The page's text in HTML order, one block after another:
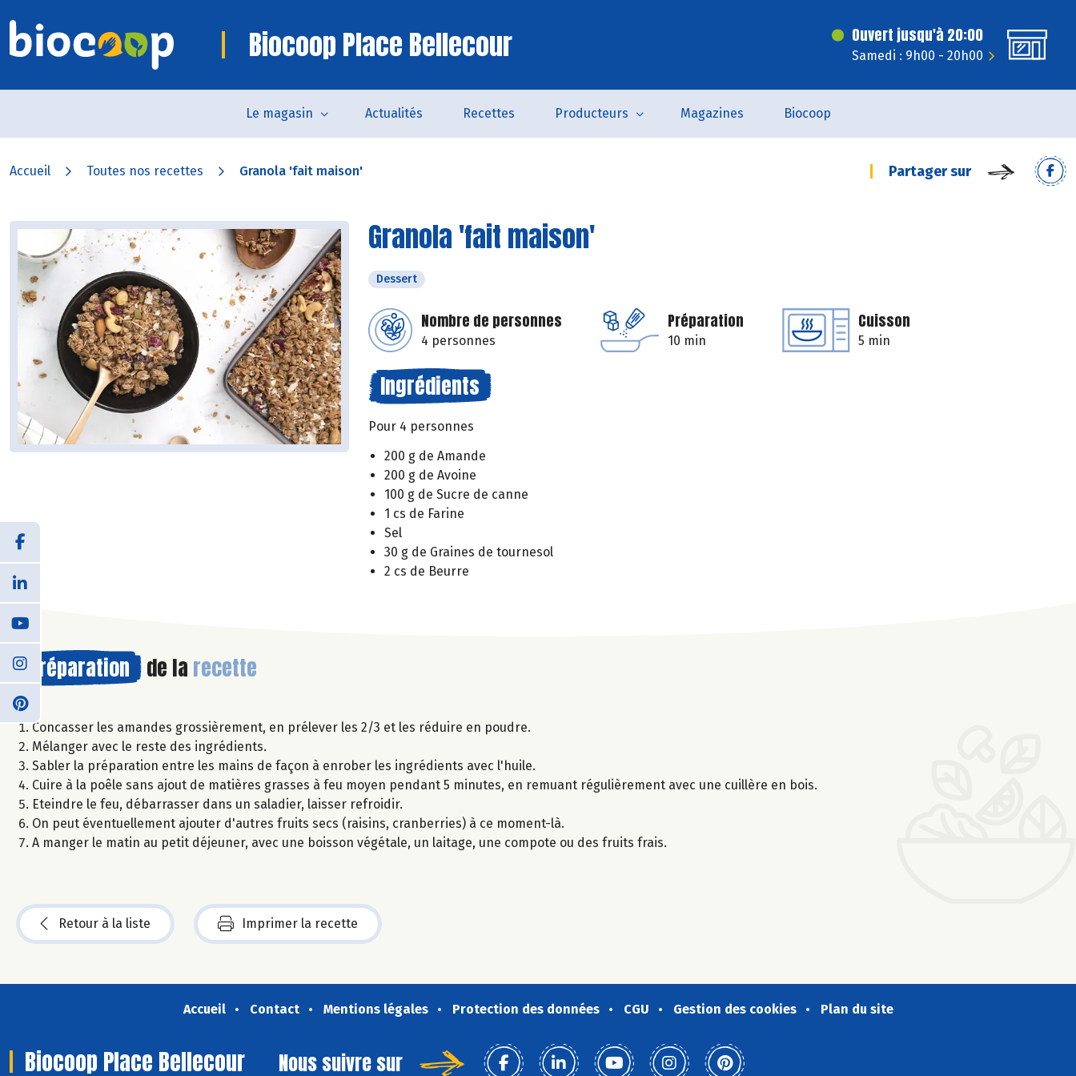
Biocoop Place Bellecour Ouvert jusqu'à 20:00
Samedi : 9h00 - 20h00
Le magasin Actualités Recettes Producteurs Magazines Biocoop
Accueil Toutes nos recettes Granola 'fait maison' Partager sur
Granola 'fait maison'
Dessert
Nombre de personnes
4 personnes
Préparation
10 min
Cuisson
5 min
Ingrédients
Pour 4 personnes
200 g de Amande
200 g de Avoine
100 g de Sucre de canne
1 cs de Farine
Sel
30 g de Graines de tournesol
2 cs de Beurre
Préparation de la recette
Concasser les amandes grossièrement, en prélever les 2/3 et les réduire en poudre.
Mélanger avec le reste des ingrédients.
Sabler la préparation entre les mains de façon à enrober les ingrédients avec l'huile.
Cuire à la poêle sans ajout de matières grasses à feu moyen pendant 5 minutes, en remuant régulièrement avec une cuillère en bois.
Eteindre le feu, débarrasser dans un saladier, laisser refroidir.
On peut éventuellement ajouter d'autres fruits secs (raisins, cranberries) à ce moment-là.
A manger le matin au petit déjeuner, avec une boisson végétale, un laitage, une compote ou des fruits frais.
Retour à la liste Imprimer la recette
Accueil Contact Mentions légales Protection des données CGU Gestion des cookies Plan du site
Biocoop Place Bellecour Nous suivre sur